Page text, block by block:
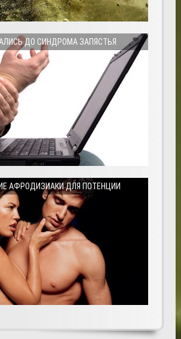
ДО СИНДРОМА ЗАПЯСТЬЯ
АФРОДИЗИАКИ ДЛЯ ПОТЕНЦИИ